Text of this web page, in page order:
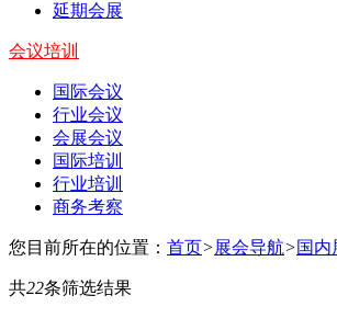
延期会展
会议培训
国际会议
行业会议
会展会议
国际培训
行业培训
商务考察
您目前所在的位置： 首页>展会导航>国内
共22条筛选结果